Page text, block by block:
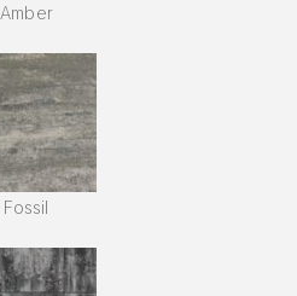
Amber
Fossil